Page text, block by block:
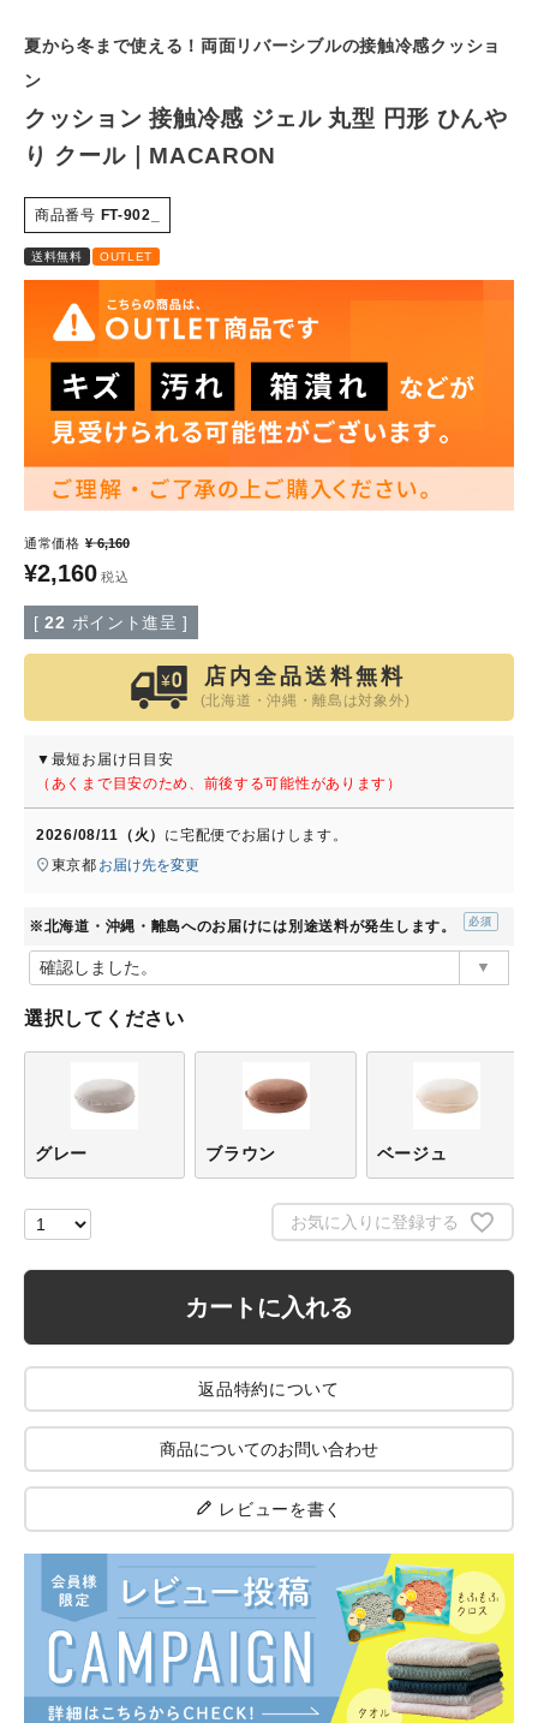
ご利用ガイド
特定商取引法について
会社概要
よくある質問
大口注文窓口
お問い合わせ
夏から冬まで使える！両面リバーシブルの接触冷感クッショ
ン
クッション 接触冷感 ジェル 丸型 円形 ひんや
り クール｜MACARON
商品番号 FT-902_
送料無料 OUTLET
通常価格 ¥ 6,160
¥2,160 税込
[ 22 ポイント進呈 ]
店内全品送料無料
(北海道・沖縄・離島は対象外)
▼最短お届け日目安
（あくまで目安のため、前後する可能性があります）
2026/08/11（火） に宅配便でお届けします。
東京都 お届け先を変更
※北海道・沖縄・離島へのお届けには別途送料が発生します。
須)
選択してください
グレー ブラウン ベージュ
お気に入りに登録する
カートに入れる
返品特約について
商品についてのお問い合わせ
レビューを書く